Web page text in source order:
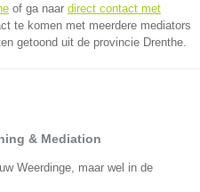
of ga naar direct contact met
te komen met meerdere mediators
getoond uit de provincie Drenthe.
& Mediation
Weerdinge, maar wel in de